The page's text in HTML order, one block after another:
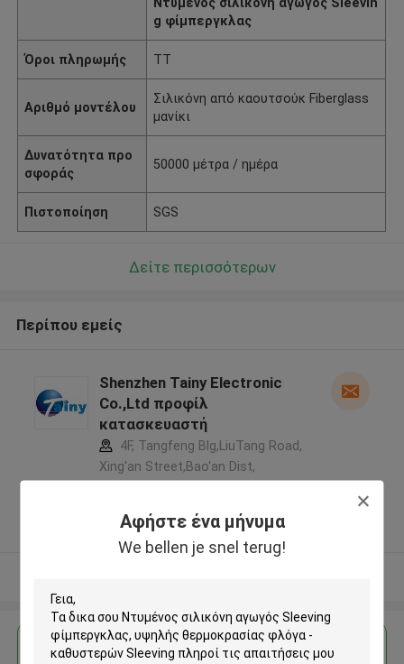
Αφήστε ένα μήνυμα
We bellen je snel terug!
g φίμπεργκλας
Όροι πληρωμής TT
Αριθμό μοντέλου
Σιλικόνη από καουτσούκ Fiberglass
μανίκι
Δυνατότητα προ
σφοράς
50000 μέτρα / ημέρα
Πιστοποίηση SGS
Δείτε περισσότερων
Περίπου εμείς
Shenzhen Tainy Electronic
Co.,Ltd προφίλ
κατασκευαστή
4F, Tangfeng Blg,LiuTang Road,
Xing'an Street,Bao'an Dist,
Ελεγχμένος προμηθευτής
Αποκτήστε την καλύτερη τιμή για